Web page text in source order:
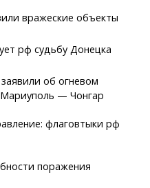
вражеские объекты
рф судьбу Донецка
об огневом
— Чонгар
флаговтыки рф
поражения